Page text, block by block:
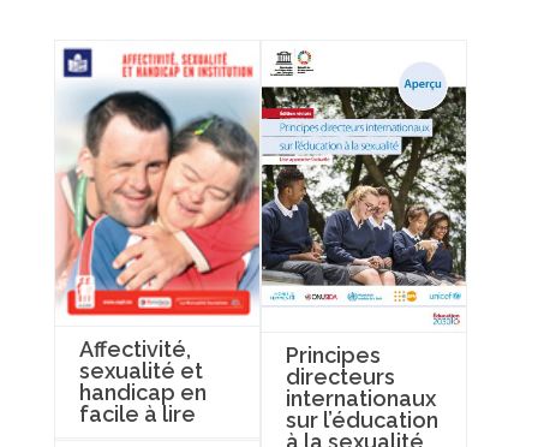
Affectivité,
sexualité et
handicap en
facile à lire
Principes
directeurs
internationaux
sur l’éducation
à la sexualité